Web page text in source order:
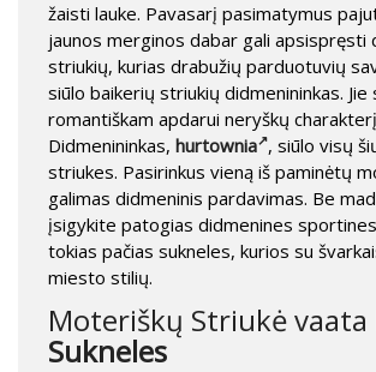
žaisti lauke. Pavasarį pasimatymus
jaunos merginos dabar gali apsispręsti
striukių, kurias drabužių parduotuvių
siūlo baikerių striukių didmenininkas. Jie
romantiškam apdarui neryškų
Didmenininkas, hurtownia , siūlo visų
striukes. Pasirinkus vieną iš paminėtų
galimas didmeninis pardavimas. Be
įsigykite patogias didmenines
tokias pačias sukneles, kurios su
miesto stilių.
Moteriškų Striukė vaata
Sukneles